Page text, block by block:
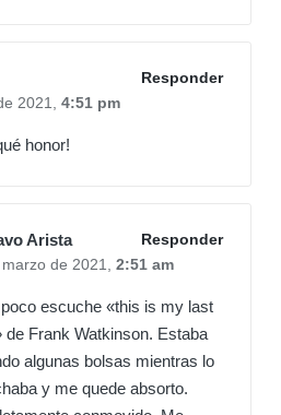
Responder
2021, 4:51 pm
honor!
Arista
Responder
de 2021, 2:51 am
escuche «this is my last
de Frank Watkinson. Estaba
algunas bolsas mientras lo
y me quede absorto.